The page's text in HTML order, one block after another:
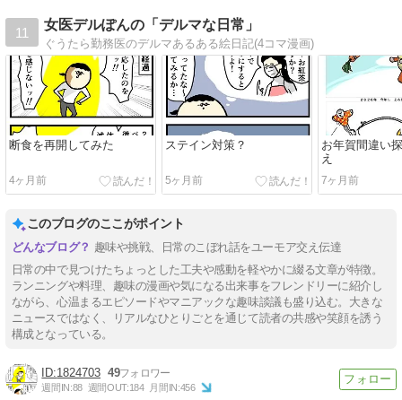
11
女医デルぽんの「デルマな日常」
ぐうたら勤務医のデルマあるある絵日記(4コマ漫画)
断食を再開してみた
4ヶ月前
ステイン対策？
5ヶ月前
お年賀間違い
え
7ヶ月前
このブログのここがポイント
趣味や挑戦、日常のこぼれ話をユーモア交え伝達
日常の中で見つけたちょっとした工夫や感動を軽やかに綴る文章が特徴。
ランニングや料理、趣味の漫画や気になる出来事をフレンドリーに紹介し
ながら、心温まるエピソードやマニアックな趣味談議も盛り込む。大きな
ニュースではなく、リアルなひとりごとを通じて読者の共感や笑顔を誘う
構成となっている。
1824703 49
週間IN:88 週間OUT:184 月間IN:456